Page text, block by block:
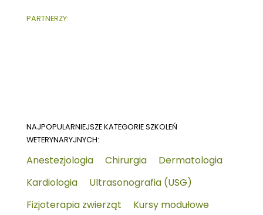
PARTNERZY:
NAJPOPULARNIEJSZE KATEGORIE SZKOLEŃ
WETERYNARYJNYCH:
Anestezjologia Chirurgia
Dermatologia
Kardiologia
Ultrasonografia (USG)
Fizjoterapia zwierząt
Kursy modułowe